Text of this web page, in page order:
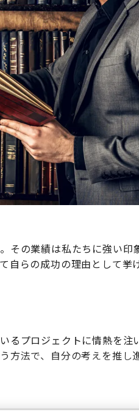
その業績は私たちに強い印
自らの成功の理由として挙
るプロジェクトに情熱を注
方法で、自分の考えを推し